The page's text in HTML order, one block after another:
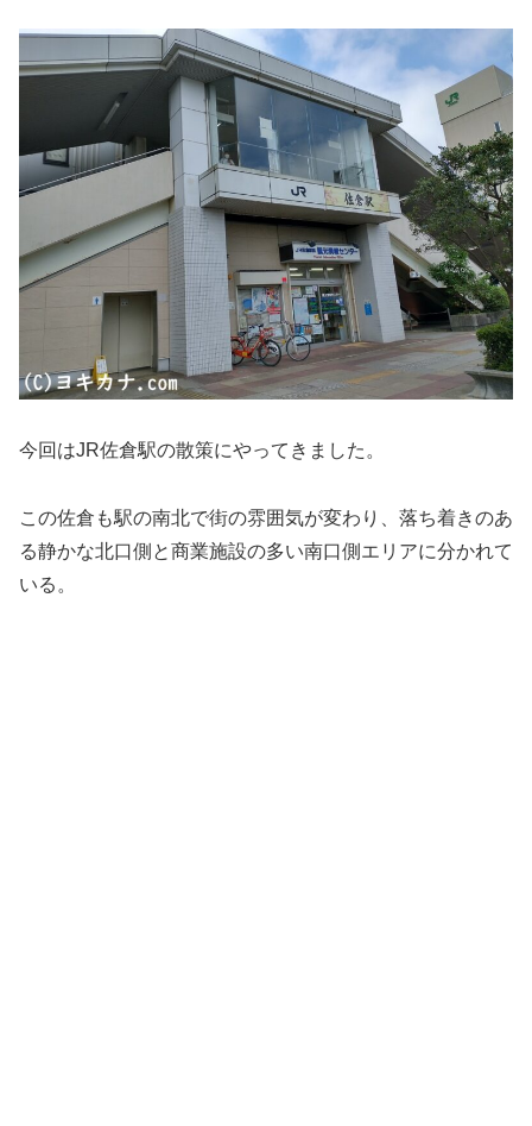
今回はJR佐倉駅の散策にやってきました。
この佐倉も駅の南北で街の雰囲気が変わり、落ち着きのあ
る静かな北口側と商業施設の多い南口側エリアに分かれて
いる。